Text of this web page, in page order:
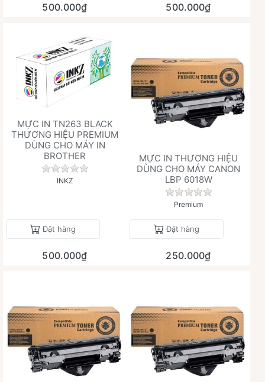
500.000₫ 500.000₫
MỰC IN TN263 BLACK
THƯƠNG HIỆU PREMIUM
DÙNG CHO MÁY IN
BROTHER
Chưa có đánh giá nào cho sản phẩm này.
INKZ
Đặt hàng
500.000₫
MỰC IN THƯƠNG HIỆU
DÙNG CHO MÁY CANON
LBP 6018W
Chưa có đánh giá
Premium
Đặt hàng
250.000₫